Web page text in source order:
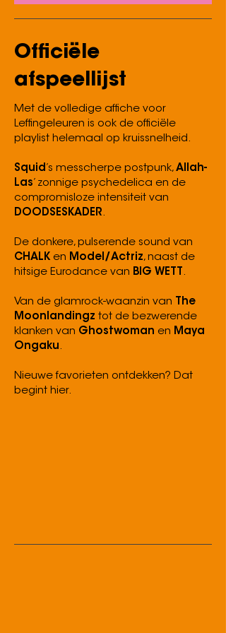
Officiële
afspeellijst
Met de volledige affiche voor
Leffingeleuren is ook de officiële
playlist helemaal op kruissnelheid.
Squid ’s messcherpe postpunk, Allah-
Las’ zonnige psychedelica en de
compromisloze intensiteit van
DOODSESKADER.
De donkere, pulserende sound van
CHALKen Model/Actriz, naast de
hitsige Eurodance van BIG WETT .
Van de glamrock-waanzin van
The
Moonlandingz tot de bezwerende
klanken van Ghostwoman en Maya
Ongaku.
Nieuwe favorieten ontdekken? Dat
begint hier.